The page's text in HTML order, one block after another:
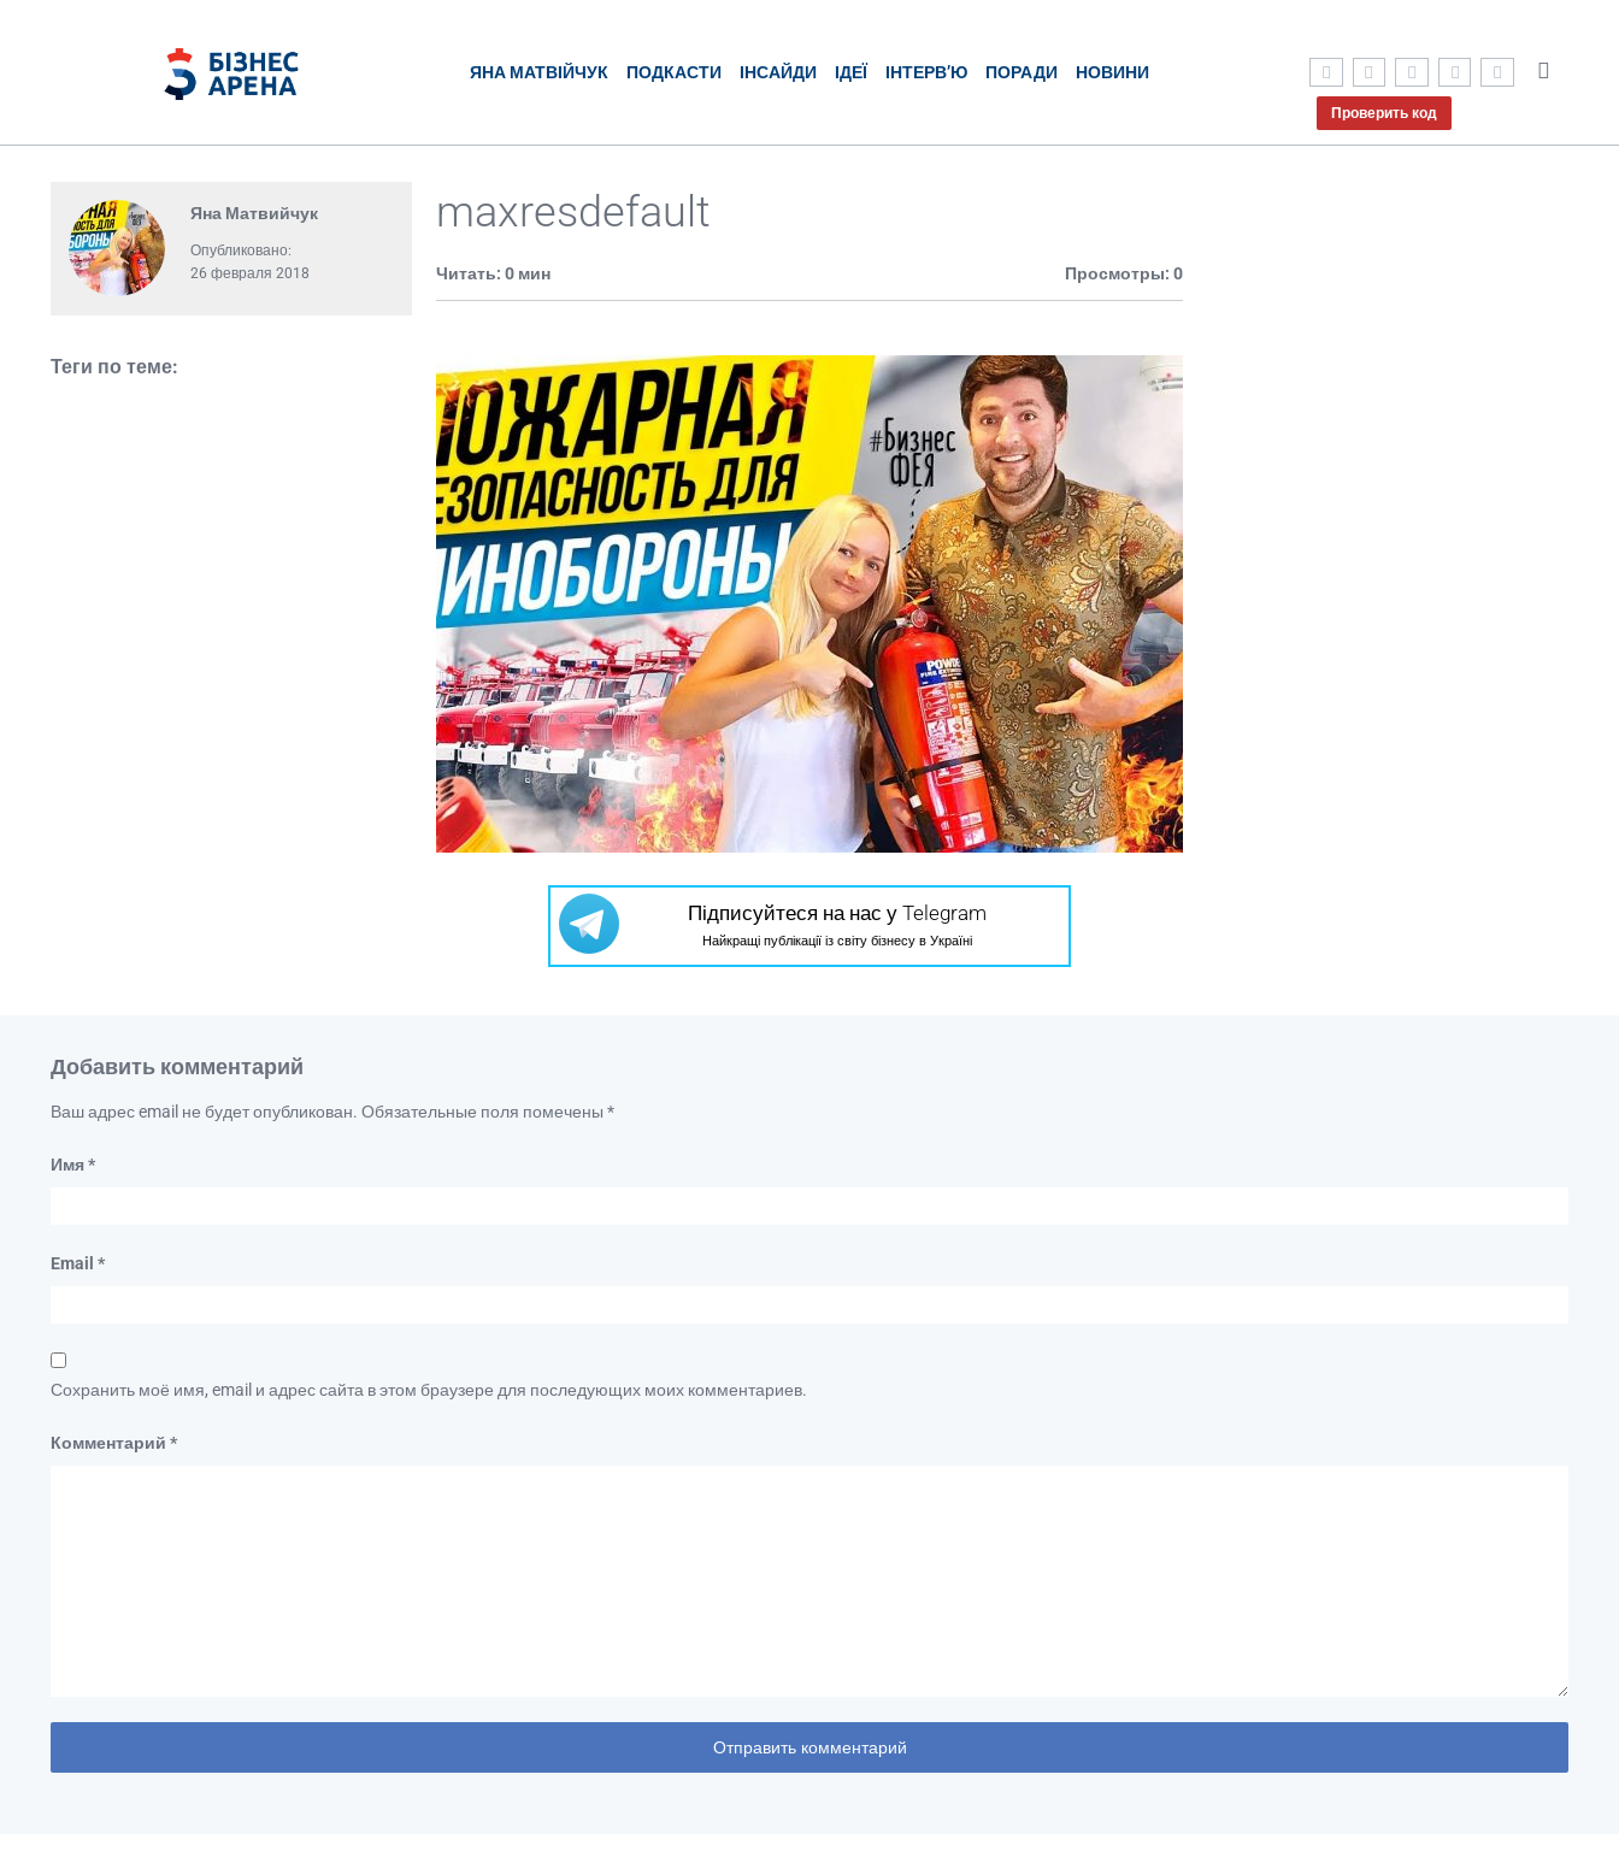
ЯНА МАТВІЙЧУК ПОДКАСТИ ІНСАЙДИ ІДЕЇ ІНТЕРВ’Ю ПОРАДИ НОВИНИ
Проверить код
Яна Матвийчук
Опубликовано:
26 февраля 2018
Теги по теме:
maxresdefault
Читать: 0 мин Просмотры: 0
Підписуйтеся на нас у Telegram
Найкращі публікації із світу бізнесу в Україні
Добавить комментарий
Ваш адрес email не будет опубликован. Обязательные поля помечены *
Имя*
Email *
Сохранить моё имя, email и адрес сайта в этом браузере для последующих моих комментариев.
Комментарий *